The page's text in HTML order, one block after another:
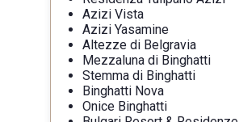
Azizi Vista
Azizi Yasamine
Altezze di Belgravia
Mezzaluna di Binghatti
Stemma di Binghatti
Binghatti Nova
Onice Binghatti